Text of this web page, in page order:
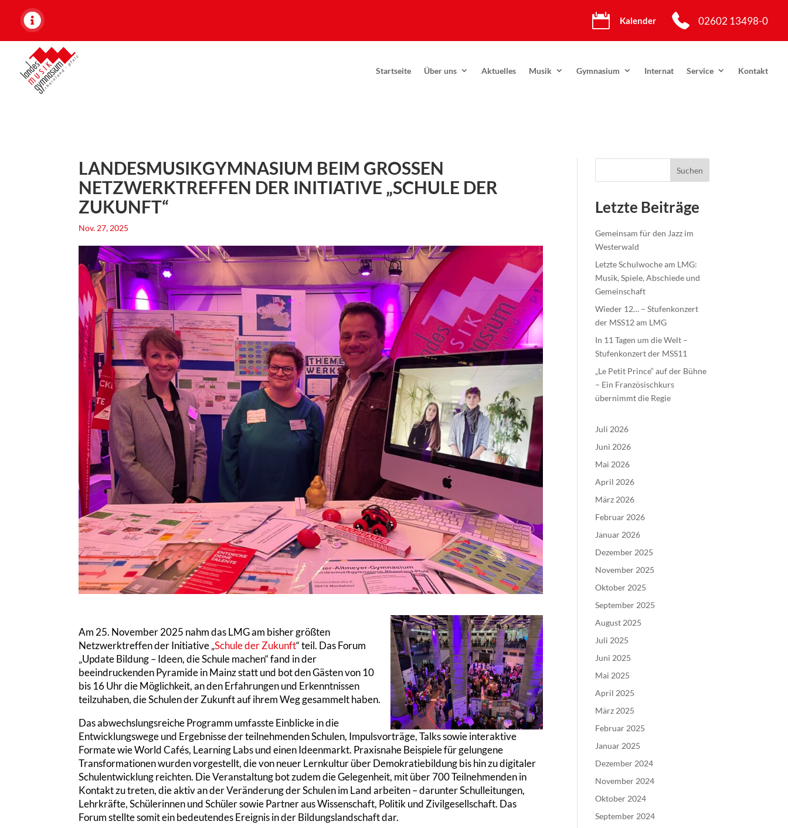
 Kalender 02602 13498-0
Startseite Über uns Aktuelles Musik Gymnasium Internat Service Kontakt
LANDESMUSIKGYMNASIUM BEIM GROSSEN N
ETZWERKTREFFEN DER INITIATIVE „SCHULE DER Z
UKUNFT“
Nov. 27, 2025
Am 25. November 2025 nahm das LMG am bisher größten
Netzwerktreffen der Initiative „Schule der Zukunft“ teil. Das Forum
„Update Bildung – Ideen, die Schule machen“ fand in der
beeindruckenden Pyramide in Mainz statt und bot den Gästen von 10
bis 16 Uhr die Möglichkeit, an den Erfahrungen und Erkenntnissen
teilzuhaben, die Schulen der Zukunft auf ihrem Weg gesammelt haben.
Das abwechslungsreiche Programm umfasste Einblicke in die
Entwicklungswege und Ergebnisse der teilnehmenden Schulen, Impulsvorträge, Talks sowie interaktive
Formate wie World Cafés, Learning Labs und einen Ideenmarkt. Praxisnahe Beispiele für gelungene
Transformationen wurden vorgestellt, die von neuer Lernkultur über Demokratiebildung bis hin zu digitaler
Schulentwicklung reichten. Die Veranstaltung bot zudem die Gelegenheit, mit über 700 Teilnehmenden in
Kontakt zu treten, die aktiv an der Veränderung der Schulen im Land arbeiten – darunter Schulleitungen,
Lehrkräfte, Schülerinnen und Schüler sowie Partner aus Wissenschaft, Politik und Zivilgesellschaft. Das
Forum stellte somit ein bedeutendes Ereignis in der Bildungslandschaft dar.
Suchen
Letzte Beiträge
Gemeinsam für den Jazz im
Westerwald
Letzte Schulwoche am LMG:
Musik, Spiele, Abschiede und
Gemeinschaft
Wieder 12… – Stufenkonzert
der MSS12 am LMG
In 11 Tagen um die Welt –
Stufenkonzert der MSS11
„Le Petit Prince“ auf der Bühne
– Ein Französischkurs
übernimmt die Regie
Juli 2026
Juni 2026
Mai 2026
April 2026
März 2026
Februar 2026
Januar 2026
Dezember 2025
November 2025
Oktober 2025
September 2025
August 2025
Juli 2025
Juni 2025
Mai 2025
April 2025
März 2025
Februar 2025
Januar 2025
Dezember 2024
November 2024
Oktober 2024
September 2024